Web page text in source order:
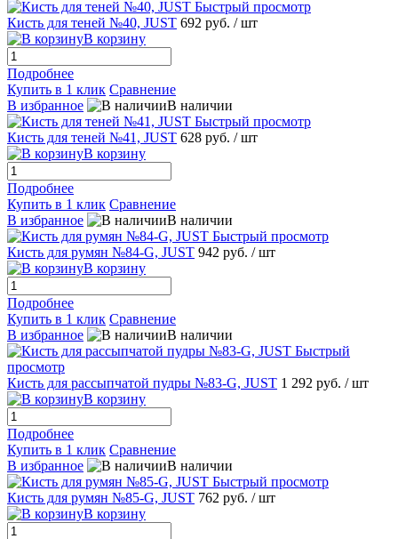
Быстрый просмотр
Кисть для теней №40, JUST 692 руб. / шт
В корзину
Подробнее
Купить в 1 клик Сравнение
В избранное
В наличии
Быстрый просмотр
Кисть для теней №41, JUST 628 руб. / шт
В корзину
Подробнее
Купить в 1 клик Сравнение
В избранное
В наличии
Быстрый просмотр
Кисть для румян №84-G, JUST 942 руб. / шт
В корзину
Подробнее
Купить в 1 клик Сравнение
В избранное
В наличии
Быстрый
просмотр
Кисть для рассыпчатой пудры №83-G, JUST 1 292 руб. / шт
В корзину
Подробнее
Купить в 1 клик Сравнение
В избранное
В наличии
Быстрый просмотр
Кисть для румян №85-G, JUST 762 руб. / шт
В корзину